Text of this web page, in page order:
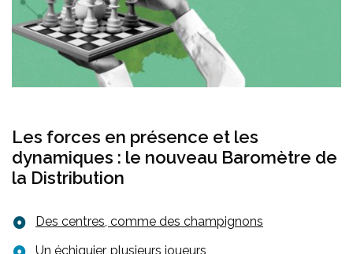
Les forces en présence et les
dynamiques : le nouveau Baromètre de
la Distribution
Des centres, comme des champignons
Un échiquier, plusieurs joueurs